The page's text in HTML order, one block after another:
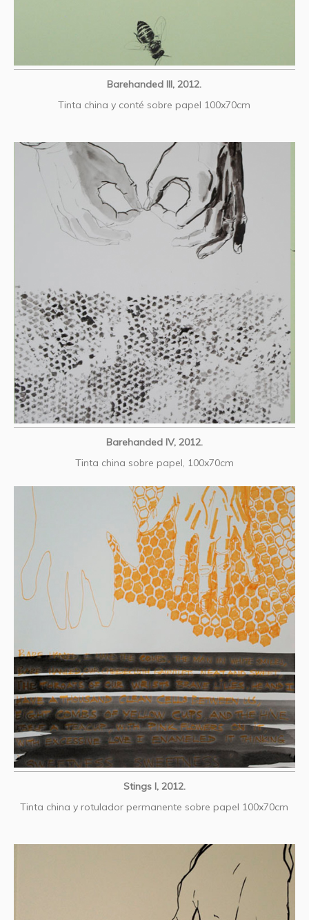
Barehanded III, 2012.
Tinta china y conté sobre papel 100x70cm
Barehanded IV, 2012.
Tinta china sobre papel, 100x70cm
Stings I, 2012.
Tinta china y rotulador permanente sobre papel 100x70cm